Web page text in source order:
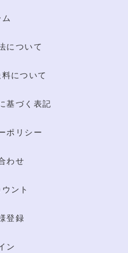
について
について
基づく表記
ポリシー
わせ
ント
登録
ン